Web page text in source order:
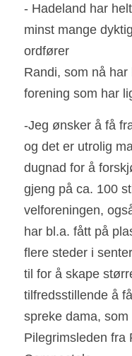
- Hadeland har
minst mange
ordfører
Randi, som nå
forening som har
-Jeg ønsker å få
og det er utrolig
dugnad for å
gjeng på ca. 100
velforeningen,
har bl.a. fått på
flere steder i
til for å skape
tilfredsstillende å
spreke dama,
Pilegrimsleden fra